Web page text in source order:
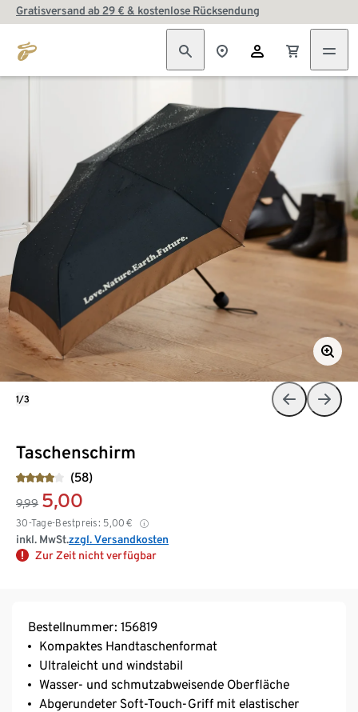
Gratisversand ab 29 € & kostenlose Rücksendung
Taschenschirm
(58)
9,99 5,00
30-Tage-Bestpreis: 5,00 €
inkl. MwSt.zzgl. Versandkosten
Zur Zeit nicht verfügbar
1/3
Bestellnummer: 156819
Kompaktes Handtaschenformat
Ultraleicht und windstabil
Wasser- und schmutzabweisende Oberfläche
Abgerundeter Soft-Touch-Griff mit elastischer